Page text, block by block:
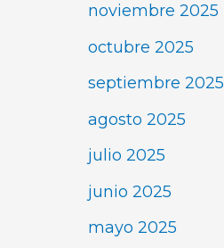
noviembre 2025
octubre 2025
septiembre 2025
agosto 2025
julio 2025
junio 2025
mayo 2025